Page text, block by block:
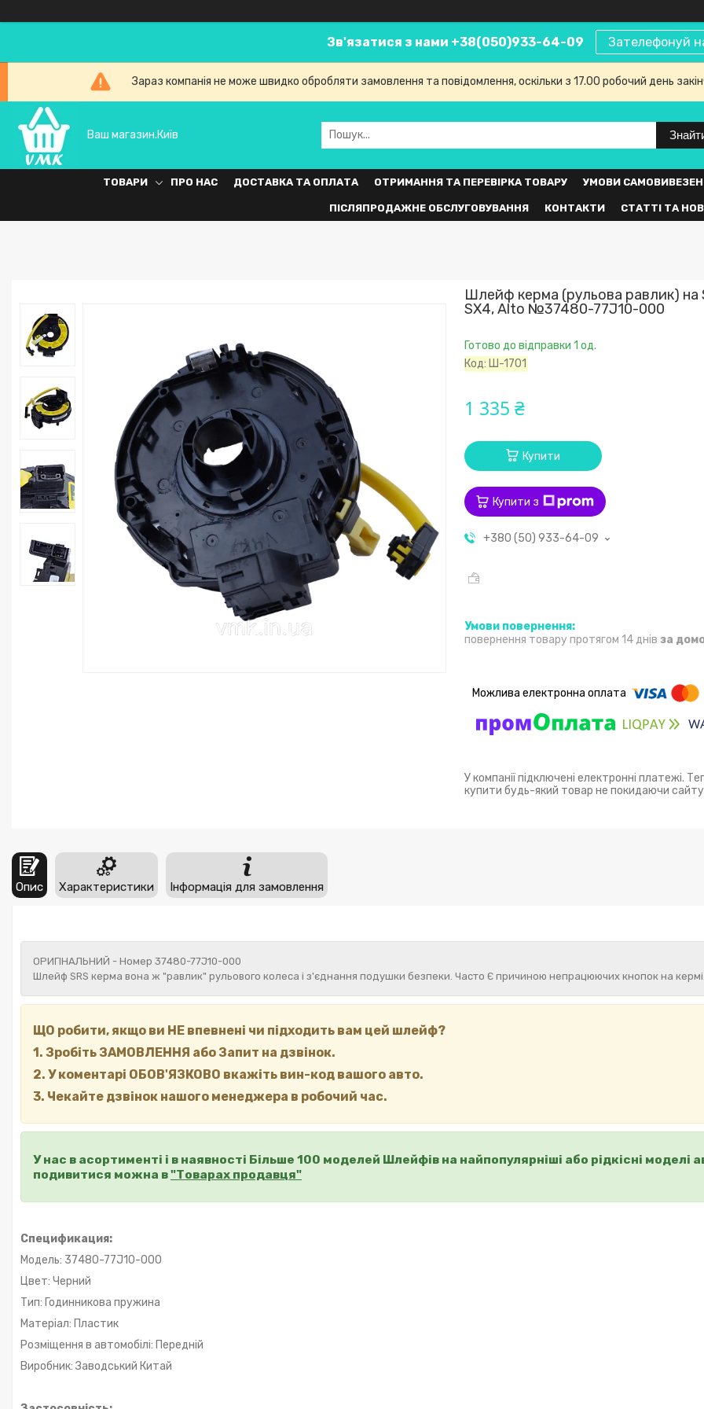
Зв'язатися з нами +38(050)933-64-09 Зателефонуй
Зараз компанія не може швидко обробляти замовлення та повідомлення, оскільки з 17.00 робочий день
Ваш магазин.Київ
ТОВАРИ ПРО НАС ДОСТАВКА ТА ОПЛАТА ОТРИМАННЯ ТА ПЕРЕВІРКА ТОВАРУ УМОВИ
ПІСЛЯПРОДАЖНЕ ОБСЛУГОВУВАННЯ КОНТАКТИ СТАТТІ ТА
Шлейф керма (рульова равлик) на
SX4, Alto №37480-77J10-000
Готово до відправки 1 од.
Код: Ш-1701
1 335 ₴
Купити
Купити з
+380 (50) 933-64-09
повернення товару протягом 14 днів за
У компанії підключені електронні платежі.
купити будь-який товар не покидаючи
Опис Характеристики Інформація для замовлення
ОРИГІНАЛЬНИЙ - Номер 37480-77J10-000
Шлейф SRS керма вона ж "равлик" рульового колеса і з'єднання подушки безпеки. Часто Є причиною непрацюючих кнопок на
ЩО робити, якщо ви НЕ впевнені чи підходить вам цей шлейф?
1. Зробіть ЗАМОВЛЕННЯ або Запит на дзвінок.
2. У коментарі ОБОВ'ЯЗКОВО вкажіть вин-код вашого авто.
3. Чекайте дзвінок нашого менеджера в робочий час.
У нас в асортименті і в наявності Більше 100 моделей Шлейфів на найпопулярніші або рідкісні моделі
подивитися можна в"Товарах продавця"
Спецификация:
Модель: 37480-77J10-000
Цвет: Черний
Тип: Годинникова пружина
Матеріал: Пластик
Розміщення в автомобілі: Передній
Виробник: Заводський Китай